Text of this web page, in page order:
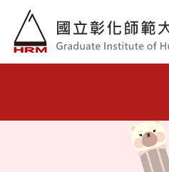
跳到主要內容